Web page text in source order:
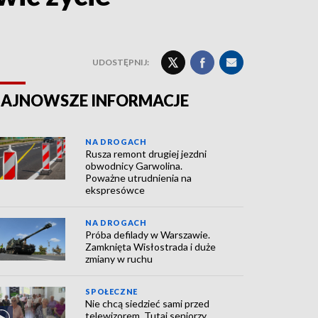
UDOSTĘPNIJ:
INFORMACJE
NA DROGACH
Rusza remont drugiej jezdni
obwodnicy Garwolina.
Poważne utrudnienia na
ekspresówce
NA DROGACH
Próba defilady w Warszawie.
Zamknięta Wisłostrada i duże
zmiany w ruchu
SPOŁECZNE
Nie chcą siedzieć sami przed
telewizorem. Tutaj seniorzy